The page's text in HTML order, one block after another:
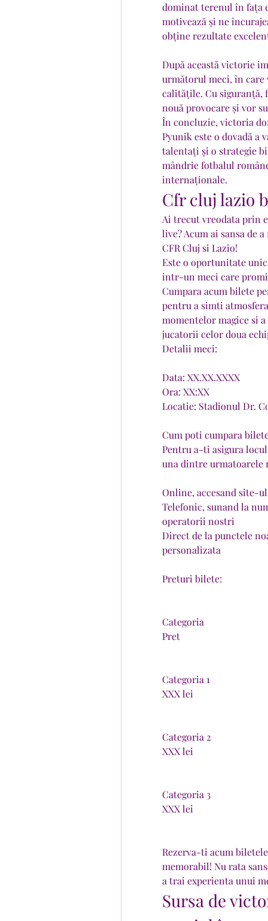
dominat terenul în fața
motivează și ne
obține rezultate
După această victorie
următorul meci, în care
calitățile. Cu siguranță,
nouă provocare și vor
În concluzie, victoria
Pyunik este o dovadă
talentați și o strategie
mândrie fotbalul
internaționale.
Cfr cluj lazio
Ai trecut vreodata prin
live? Acum ai sansa
CFR Cluj si Lazio!
Este o oportunitate
intr-un meci care
Cumpara acum bilete
pentru a simti
momentelor magice si
jucatorii celor doua
Detalii meci:
Data: XX.XX.XXXX
Ora: XX:XX
Locatie: Stadionul Dr.
Cum poti cumpara
Pentru a-ti asigura
una dintre urmatoarele
Online, accesand site-
Telefonic, sunand la
operatorii nostri
Direct de la punctele
personalizata
Preturi bilete:
Categoria
Pret
Categoria 1
XXX lei
Categoria 2
XXX lei
Categoria 3
XXX lei
Rezerva-ti acum
memorabil! Nu rata
a trai experienta unui
Sursa de